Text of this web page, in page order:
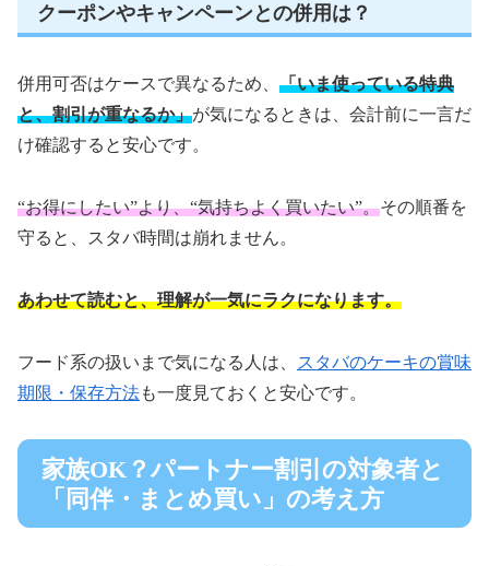
クーポンやキャンペーンとの併用は？
併用可否はケースで異なるため、 「いま使っている特典
と、割引が重なるか」が気になるときは、会計前に一言だ
け確認すると安心です。
“お得にしたい”より、“気持ちよく買いたい”。その順番を
守ると、スタバ時間は崩れません。
あわせて読むと、理解が一気にラクになります。
フード系の扱いまで気になる人は、
スタバのケーキの賞味
期限・保存方法も一度見ておくと安心です。
家族OK？パートナー割引の対象者と
「同伴・まとめ買い」の考え方